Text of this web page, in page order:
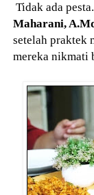
Tidak ada
Maharani,
setelah praktek
mereka nikmati